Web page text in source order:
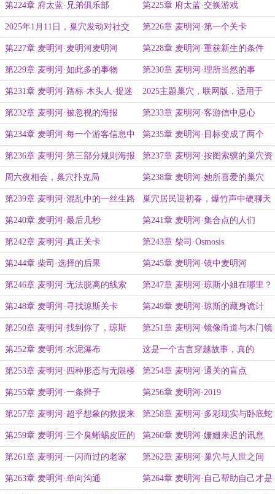
第224章 府太蓝·兄弟俱乐部 第225章 府太蓝·交换游戏
2025年1月11日，巢穴发动对社交
媒体的侵略战争
第226章 麦明河·第一个关卡
第227章 麦明河·麦明河麦明河 第228章 麦明河·重获新生的条件
第229章 麦明河·如此多的事物 第230章 麦明河·理所当然的事
第231章 麦明河·路标·木头人·捉迷
藏
2025主题巢穴，联网版，适用于
IOS安卓steam各大平台
第232章 麦明河·被忽视的海报 第233章 麦明河·客游信中息心
第234章 麦明河·每一个游客信息中
心里
第235章 麦明河·目标变成了两个
第236章 麦明河·第三部分规则海报
在……
第237章 麦明河·按图索骥的巢穴资
料
周六夜相会，巢穴扑克局 第238章 麦明河·她所喜爱的巢穴
第239章 麦明河·混乱中的一丝生路 巢穴居民迎初春，爆竹声中硬聊天
第240章 麦明河·最后几秒 第241章 麦明河·集合点的人们
第242章 麦明河·真正关卡 第243章 柴司·Osmosis
第244章 柴司·选择的后果 第245章 麦明河·镜中麦明河
第246章 麦明河·无法脱离的线索 第247章 麦明河·琼斯小姐在哪里？
第248章 麦明河·寻找琼斯关卡 第249章 麦明河·琼斯的藏身诡计
第250章 麦明河·找到你了，琼斯 第251章 麦明河·镜像甬道与木门镜
子
第252章 麦明河·水泥瀑布 这是一个古言穿越故事，真的
第253章 麦明河·四种形态与无限楼
层
第254章 麦明河·通关的盲点
第255章 麦明河·一条辫子 第256章 麦明河·2019
第257章 麦明河·超乎想象的救援来
了
第258章 麦明河·多彩现实与卧底蛇
第259章 麦明河·三个臭蜥蜴皮匠的
发现
第260章 麦明河·姗姗来迟的讯息
第261章 麦明河·一闪而过的老家 第262章 麦明河·巢穴与人世之间
第263章 麦明河·单向沟通 第264章 麦明河·自己帮助自己才是